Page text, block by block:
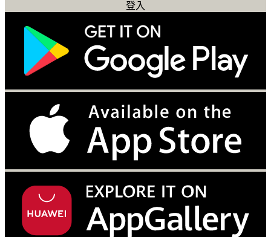
登入